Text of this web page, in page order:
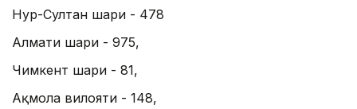
Нур-Султан шаҳри - 478
Алмати шаҳри - 975,
Чимкент шаҳри - 81,
Ақмола вилояти - 148,